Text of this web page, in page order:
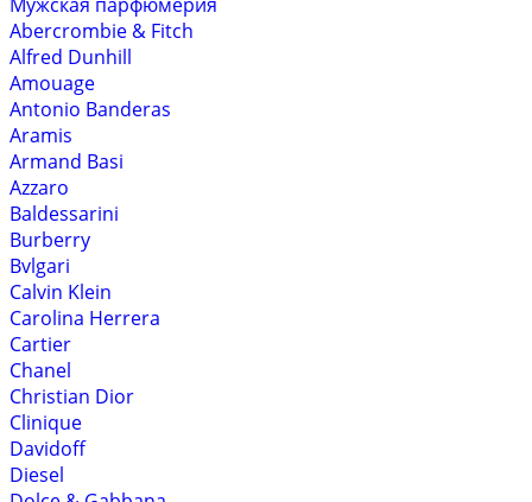
Abercrombie & Fitch
Alfred Dunhill
Amouage
Antonio Banderas
Aramis
Armand Basi
Azzaro
Baldessarini
Burberry
Bvlgari
Calvin Klein
Carolina Herrera
Cartier
Chanel
Christian Dior
Clinique
Davidoff
Diesel